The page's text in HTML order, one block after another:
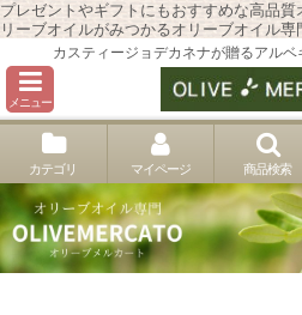
プレゼントやギフトにもおすすめな高品
リーブオイルがみつかるオリーブオイル専
カスティージョデカネナが贈るアル
メニュー
カテゴリ マイページ 商品検索